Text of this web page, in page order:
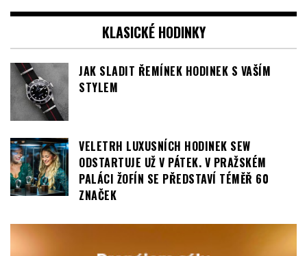
KLASICKÉ HODINKY
JAK SLADIT ŘEMÍNEK HODINEK S VAŠÍM
STYLEM
VELETRH LUXUSNÍCH HODINEK SEW
ODSTARTUJE UŽ V PÁTEK. V PRAŽSKÉM
PALÁCI ŽOFÍN SE PŘEDSTAVÍ TÉMĚŘ 60
ZNAČEK